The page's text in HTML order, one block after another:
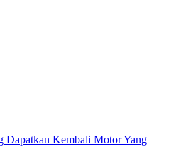
Dapatkan Kembali Motor Yang